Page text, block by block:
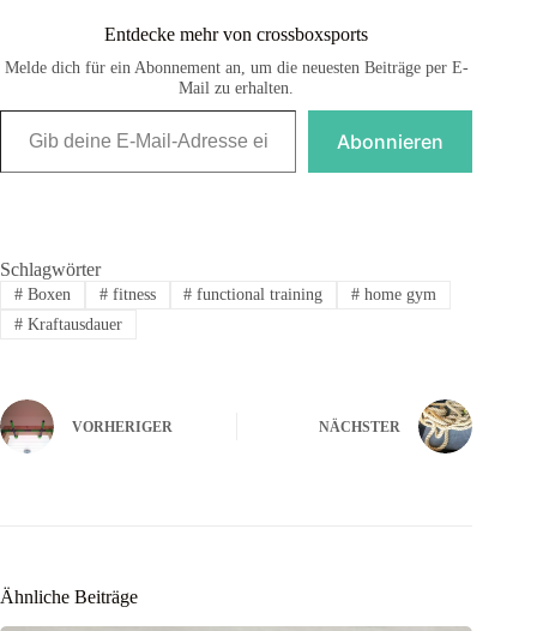
Entdecke mehr von crossboxsports
Melde dich für ein Abonnement an, um die neuesten Beiträge per E-
Mail zu erhalten.
Gib deine E-Mail-Adresse ein ...
Abonnieren
Schlagwörter
#Boxen #fitness # functional training # home gym
#Kraftausdauer
VORHERIGER NÄCHSTER
Ähnliche Beiträge